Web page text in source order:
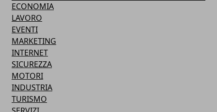
ECONOMIA
LAVORO
EVENTI
MARKETING
INTERNET
SICUREZZA
MOTORI
INDUSTRIA
TURISMO